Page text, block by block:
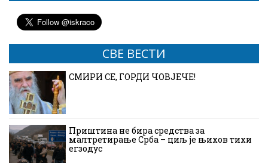
СВЕ ВЕСТИ
СМИРИ СЕ, ГОРДИ ЧОВЈЕЧЕ!
Приштина не бира средства за
малтретирање Срба – циљ је њихов тихи
егзодус